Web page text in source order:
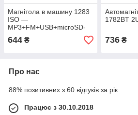
Магнітола в машину 1283
ISO —
MP3+FM+USB+microSD-
644 ₴
1782BT
736₴
Про нас
88% позитивних з 60 відгуків за рік
Працює з 30.10.2018